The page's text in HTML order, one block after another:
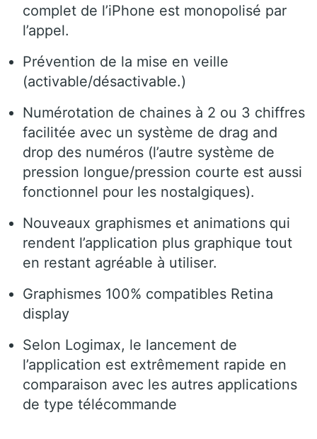
complet de l’iPhone est monopolisé par
l’appel.
Prévention de la mise en veille
(activable/désactivable.)
Numérotation de chaines à 2 ou 3 chiffres
facilitée avec un système de drag and
drop des numéros (l’autre système de
pression longue/pression courte est aussi
fonctionnel pour les nostalgiques).
Nouveaux graphismes et animations qui
rendent l’application plus graphique tout
en restant agréable à utiliser.
Graphismes 100% compatibles Retina
display
Selon Logimax, le lancement de
l’application est extrêmement rapide en
comparaison avec les autres applications
de type télécommande